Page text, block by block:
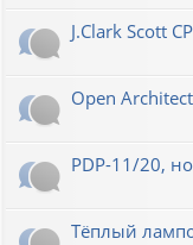
J.Clark Scott
Open
PDP-11/20,
Тёплый